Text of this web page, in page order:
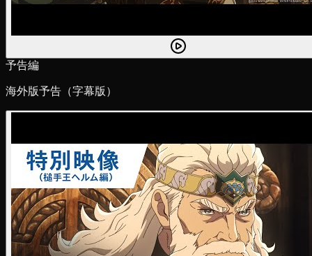
予告編
海外版予告（字幕版）